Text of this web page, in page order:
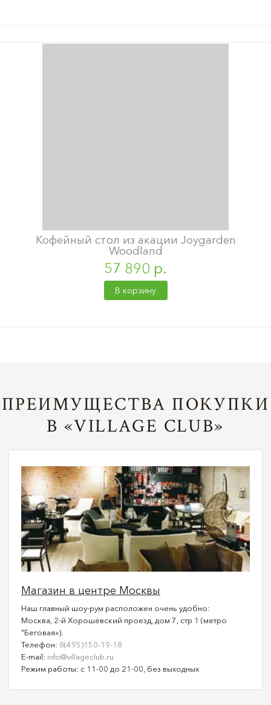
Кофейный стол из акации Joygarden
Woodland
57 890 р.
В корзину
ПРЕИМУЩЕСТВА ПОКУПКИ
В «VILLAGE CLUB»
Магазин в центре Москвы
Наш главный шоу-рум расположен очень удобно:
Москва, 2-й Хорошёвский проезд, дом 7, стр 1 (метро
"Беговая»).
Телефон: 8(495)150-19-18
E-mail: info@villageclub.ru
Режим работы: с 11-00 до 21-00, без выходных